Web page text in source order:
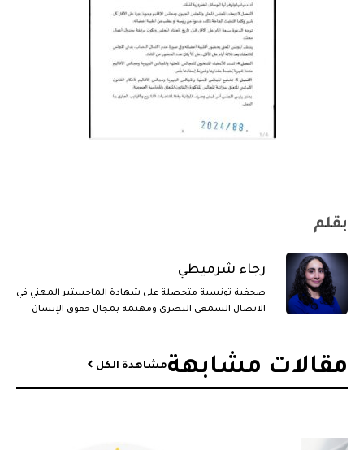
بقلم
رجاء شرميطي
صحفية تونسية متحصلة على شهادة الماجستير المهني في
الاتصال السمعي البصري ومهتمة بمجال حقوق الإنسان
مقالات مشابهة​مشاهدة الكل